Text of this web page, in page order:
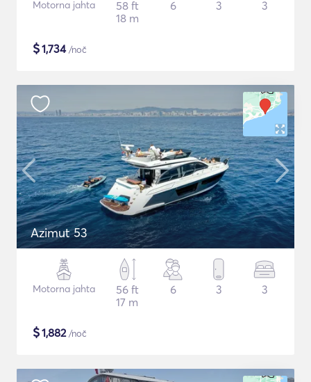
Motorna jahta
58 ft
18 m
6 3 3
$1,734/noč
Azimut 53
Motorna jahta
56 ft
17 m
6 3 3
$1,882/noč